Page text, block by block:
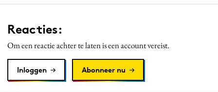
Reacties:
Om een reactie achter te laten is een account vereist.
Inloggen Abonneer nu